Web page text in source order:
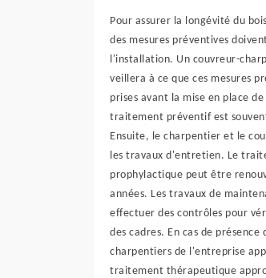
Pour assurer la longévité du
des mesures préventives
l'installation. Un couvreur-
veillera à ce que ces mesures
prises avant la mise en place
traitement préventif est
Ensuite, le charpentier et le
les travaux d'entretien. Le
prophylactique peut être
années. Les travaux de
effectuer des contrôles pour
des cadres. En cas de présence
charpentiers de l'entreprise
traitement thérapeutique